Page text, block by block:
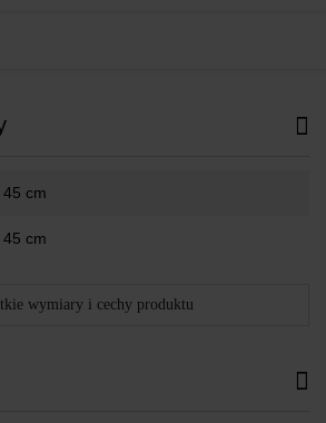
45 cm
45 cm
wymiary i cechy produktu